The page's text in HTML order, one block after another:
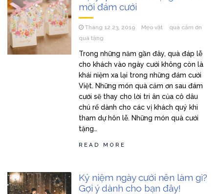
mời đám cưới
Tháng 12 23, 2019 Mẹo vặt
quà cảm ơn
quà tặng
Trong những năm gần đây, quà đáp lễ
cho khách vào ngày cưới không còn là
khái niệm xa lại trong những đám cưới
Việt. Những món quà cảm ơn sau đám
cưới sẽ thay cho lời tri ân của cô dâu
chú rể dành cho các vị khách quý khi
tham dự hôn lễ. Những món quà cưới
tặng…
READ MORE
Kỷ niệm ngày cưới nên làm gì?
Gợi ý dành cho bạn đây!